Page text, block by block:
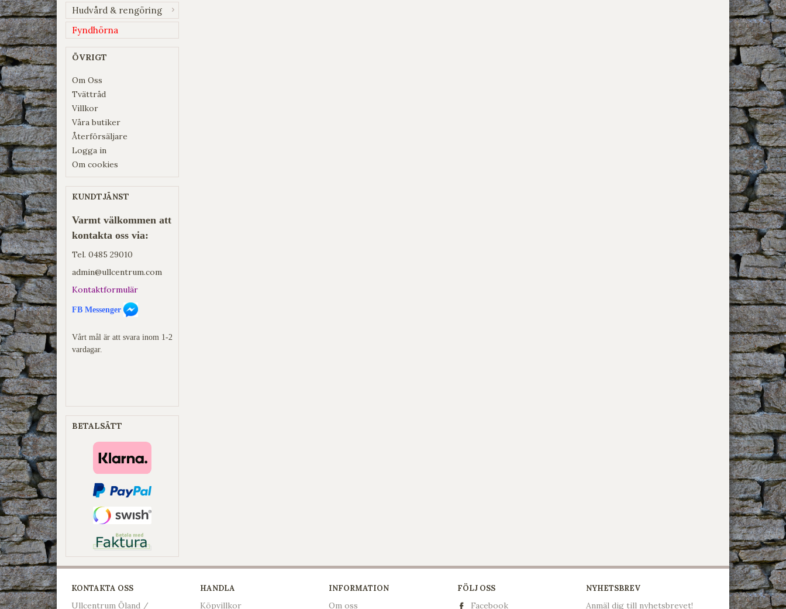
Hudvård & rengöring
Fyndhörna
ÖVRIGT
Om Oss
Tvättråd
Villkor
Våra butiker
Återförsäljare
Logga in
Om cookies
KUNDTJÄNST
Varmt välkommen att
kontakta oss via:
Tel. 0485 29010
admin@ullcentrum.com
Kontaktformulär
FB Messenger
Vårt mål är att svara inom 1-2
vardagar.
BETALSÄTT
KONTAKTA OSS
Ullcentrum Öland /
HANDLA
Köpvillkor
INFORMATION
Om oss
FÖLJ OSS
Facebook
NYHETSBREV
Anmäl dig till nyhetsbrevet!